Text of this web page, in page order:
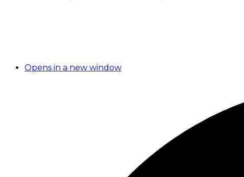
Opens in a new window